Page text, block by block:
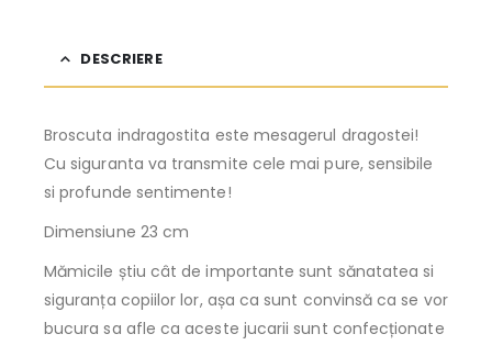
DESCRIERE
Broscuta indragostita este mesagerul dragostei!
Cu siguranta va transmite cele mai pure, sensibile
si profunde sentimente!
Dimensiune 23 cm
Mămicile știu cât de importante sunt sănatatea si
siguranța copiilor lor, așa ca sunt convinsă ca se vor
bucura sa afle ca aceste jucarii sunt confecționate